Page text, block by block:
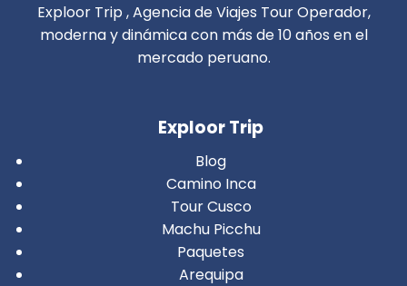
Exploor Trip , Agencia de Viajes Tour Operador,
moderna y dinámica con más de 10 años en el
mercado peruano.
Exploor Trip
Blog
Camino Inca
Tour Cusco
Machu Picchu
Paquetes
Arequipa